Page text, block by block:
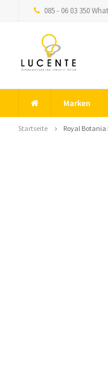
085 - 06 03 350
Marken
Startseite Royal